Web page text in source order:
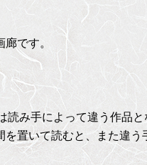
です。
読み手によって違う作品
置いて読むと、また違う